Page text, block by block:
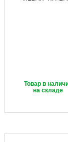
Товар в
на складе